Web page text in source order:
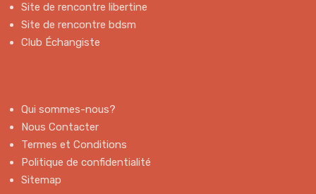
Site de rencontre libertine
Site de rencontre bdsm
Club Échangiste
Qui sommes-nous?
Nous Contacter
Termes et Conditions
Politique de confidentialité
Sitemap